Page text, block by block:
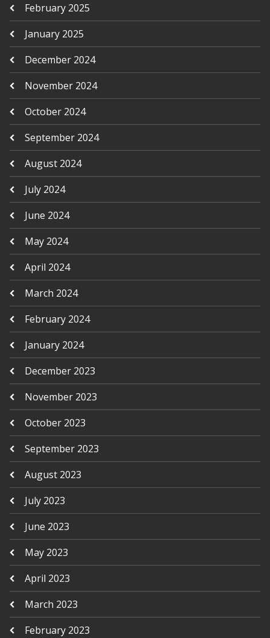
February 2025
January 2025
December 2024
November 2024
October 2024
September 2024
August 2024
July 2024
June 2024
May 2024
April 2024
March 2024
February 2024
January 2024
December 2023
November 2023
October 2023
September 2023
August 2023
July 2023
June 2023
May 2023
April 2023
March 2023
February 2023